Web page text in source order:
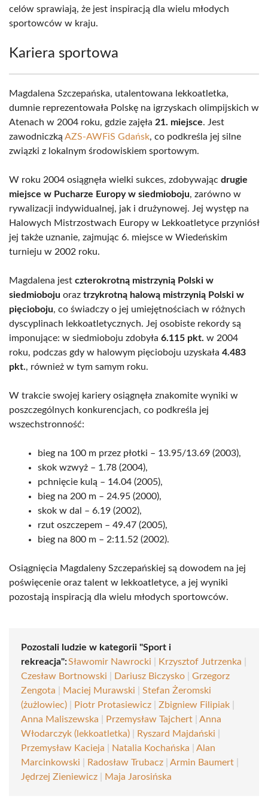
celów sprawiają, że jest inspiracją dla wielu młodych
sportowców w kraju.
Kariera sportowa
Magdalena Szczepańska, utalentowana lekkoatletka,
dumnie reprezentowała Polskę na igrzyskach olimpijskich w
Atenach w 2004 roku, gdzie zajęła 21. miejsce. Jest
zawodniczką AZS-AWFiS Gdańsk, co podkreśla jej silne
związki z lokalnym środowiskiem sportowym.
W roku 2004 osiągnęła wielki sukces, zdobywając drugie
miejsce w Pucharze Europy w siedmioboju, zarówno w
rywalizacji indywidualnej, jak i drużynowej. Jej występ na
Halowych Mistrzostwach Europy w Lekkoatletyce przyniósł
jej także uznanie, zajmując 6. miejsce w Wiedeńskim
turnieju w 2002 roku.
Magdalena jest czterokrotną mistrzynią Polski w
siedmioboju oraz trzykrotną halową mistrzynią Polski w
pięcioboju, co świadczy o jej umiejętnościach w różnych
dyscyplinach lekkoatletycznych. Jej osobiste rekordy są
imponujące: w siedmioboju zdobyła 6.115 pkt. w 2004
roku, podczas gdy w halowym pięcioboju uzyskała 4.483
pkt., również w tym samym roku.
W trakcie swojej kariery osiągnęła znakomite wyniki w
poszczególnych konkurencjach, co podkreśla jej
wszechstronność:
bieg na 100 m przez płotki – 13.95/13.69 (2003),
skok wzwyż – 1.78 (2004),
pchnięcie kulą – 14.04 (2005),
bieg na 200 m – 24.95 (2000),
skok w dal – 6.19 (2002),
rzut oszczepem – 49.47 (2005),
bieg na 800 m – 2:11.52 (2002).
Osiągnięcia Magdaleny Szczepańskiej są dowodem na jej
poświęcenie oraz talent w lekkoatletyce, a jej wyniki
pozostają inspiracją dla wielu młodych sportowców.
Pozostali ludzie w kategorii "Sport i
rekreacja":Sławomir Nawrocki Krzysztof Jutrzenka
Czesław Bortnowski
Dariusz Biczysko
Grzegorz
Zengota
Maciej Murawski
Stefan Żeromski
(żużlowiec)
Piotr Protasiewicz Zbigniew Filipiak
Anna Maliszewska
Przemysław Tajchert
Anna
Włodarczyk (lekkoatletka)
Ryszard Majdański
Przemysław Kacieja
Natalia Kochańska
Alan
Marcinkowski
Radosław Trubacz Armin Baumert
Jędrzej Zieniewicz
Maja Jarosińska